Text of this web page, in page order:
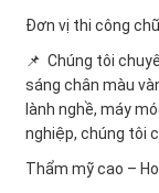
Đơn vị thi công
📌 Chúng tôi
sáng chân màu
lành nghề, máy
nghiệp, chúng tôi
Thẩm mỹ cao –